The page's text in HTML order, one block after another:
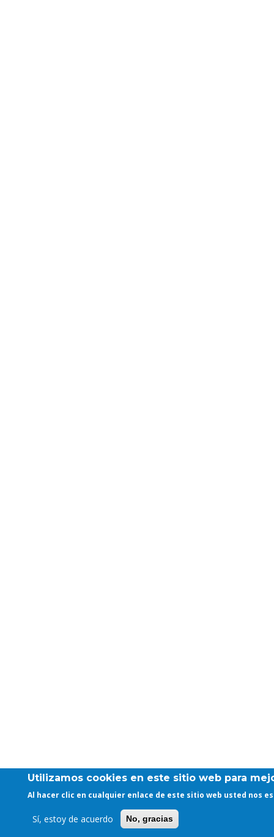
Utilizamos cookies en este sitio web para
Al hacer clic en cualquier enlace de este sitio web usted nos
Sí, estoy de acuerdo No, gracias